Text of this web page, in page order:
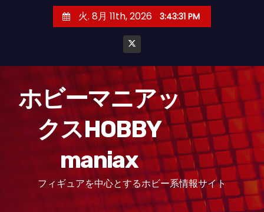
火. 8月 11th, 2026 3:43:32 PM
ホビーマニアッ
クスHOBBY
maniax
フィギュアを中心とするホビー系情報サイト